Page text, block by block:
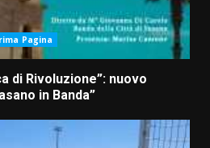
Pagina
di Rivoluzione”: nuovo
in Banda”